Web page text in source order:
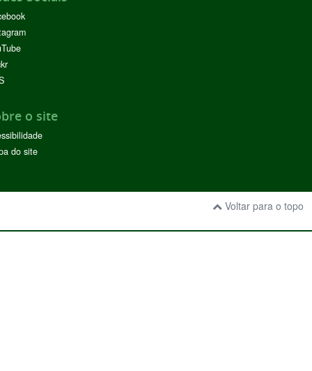
o site
do site
Voltar para o topo